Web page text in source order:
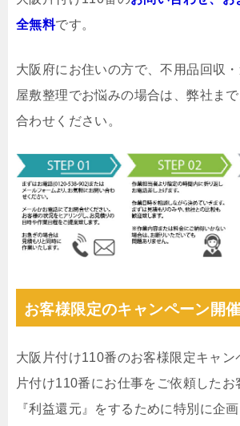
全無料です。
大阪府にお住いの方で、不用品回収
屋敷整理でお悩みの場合は、弊社ま
合わせください。
お客様限定のキャンペーン開催
大阪片付け110番のお客様限定キャン
片付け110番にお仕事をご依頼したお
『利益還元』をするために特別に企